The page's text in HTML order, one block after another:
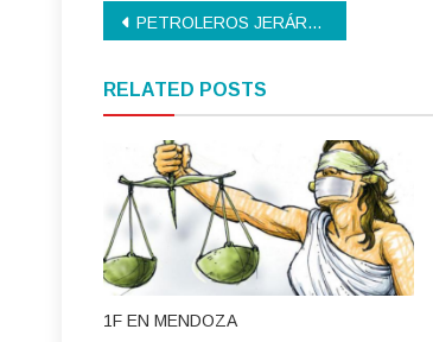
Navegación
entradas
PETROLEROS JERÁRQUICOS PREOCUPADOS POR EL DESARROLLO
RELATED POSTS
1F EN MENDOZA